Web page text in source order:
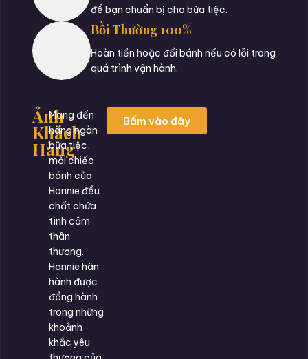
để bạn chuẩn bị cho bữa tiệc.
Bồi Thường 100%
Hoàn tiền hoặc đổi bánh nếu có lỗi trong
quá trình vận hành.
Ảnh
Khách
Hàng
Mang đến
hàng ngàn
bữa tiệc,
mỗi chiếc
bánh của
Hannie đều
chất chứa
tình cảm
thân
thương.
Hannie hân
hành được
đồng hành
trong những
khoảnh
khắc yêu
Bấm vào đây